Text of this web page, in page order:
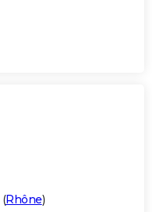
(Rhône)